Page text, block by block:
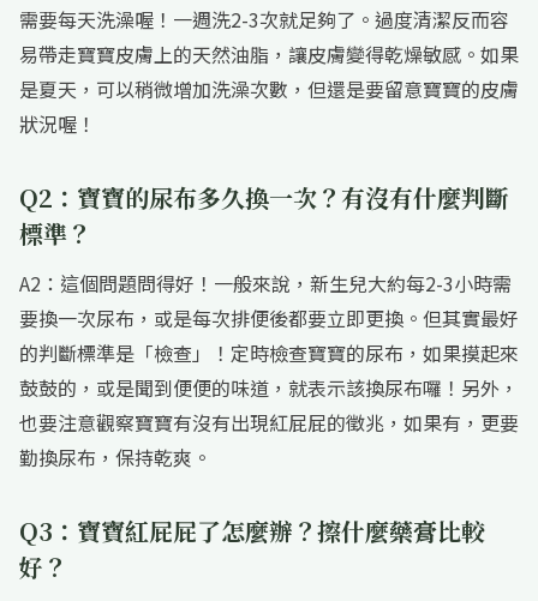
需要每天洗澡喔！一週洗2-3次就足夠了。過度清潔反而容
易帶走寶寶皮膚上的天然油脂，讓皮膚變得乾燥敏感。如果
是夏天，可以稍微增加洗澡次數，但還是要留意寶寶的皮膚
狀況喔！
Q2：寶寶的尿布多久換一次？有沒有什麼判斷
標準？
A2：這個問題問得好！一般來說，新生兒大約每2-3小時需
要換一次尿布，或是每次排便後都要立即更換。但其實最好
的判斷標準是「檢查」！定時檢查寶寶的尿布，如果摸起來
鼓鼓的，或是聞到便便的味道，就表示該換尿布囉！另外，
也要注意觀察寶寶有沒有出現紅屁屁的徵兆，如果有，更要
勤換尿布，保持乾爽。
Q3：寶寶紅屁屁了怎麼辦？擦什麼藥膏比較
好？